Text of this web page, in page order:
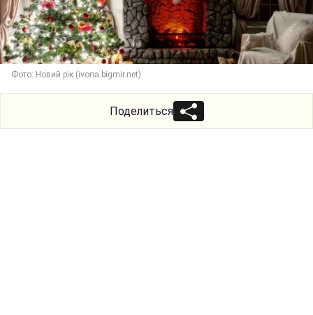
Фото: Новий рік (ivona.bigmir.net)
Поделиться